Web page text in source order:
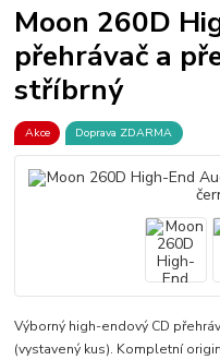
Moon 260D
přehrávač a
stříbrný
Akce Doprava ZDARMA
Výborný high-endový CD
(vystavený kus). Kompletní